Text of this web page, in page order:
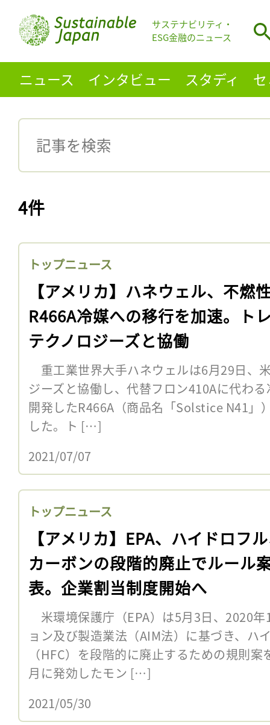
サステナビリティ・
ESG金融のニュース
ニュース インタビュー スタディ
4件
トップニュース
【アメリカ】ハネウェル、不燃
R466A冷媒への移行を加速。ト
テクノロジーズと協働
重工業世界大手ハネウェルは6月29日、
ジーズと協働し、代替フロン410Aに代わ
開発したR466A（商品名「Solstice N41」
した。ト […]
2021/07/07
トップニュース
【アメリカ】EPA、ハイドロフ
カーボンの段階的廃止でルール
表。企業割当制度開始へ
米環境保護庁（EPA）は5月3日、2020
ョン及び製造業法（AIM法）に基づき、ハ
（HFC）を段階的に廃止するための規則
月に発効したモン […]
2021/05/30